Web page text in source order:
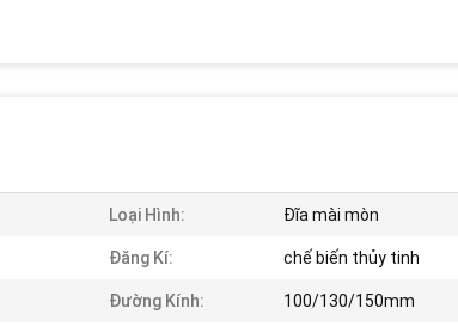
Loại Hình: Đĩa mài mòn
Đăng Kí: chế biến thủy tinh
Đường Kính: 100/130/150mm